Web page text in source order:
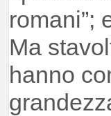
romani”;
Ma
hanno